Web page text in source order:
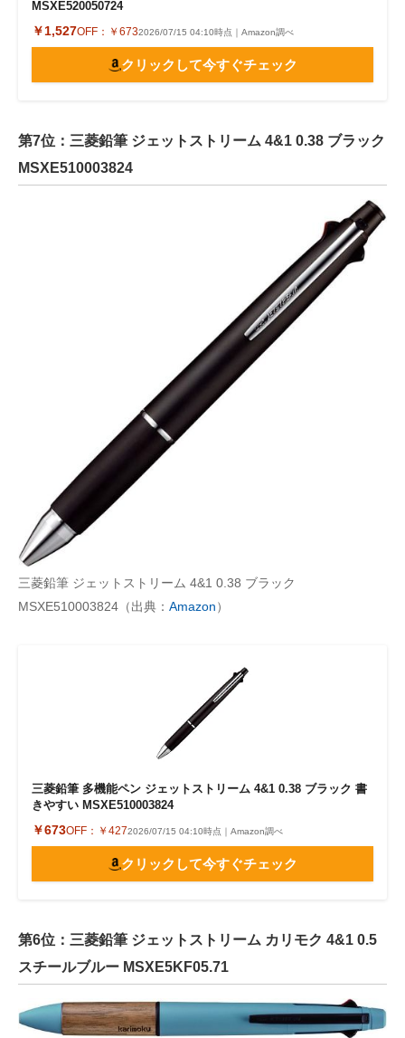
MSXE520050724
￥1,527OFF： ￥6732026/07/15 04:10時点｜Amazon調べ
クリックして今すぐチェック
第7位：三菱鉛筆 ジェットストリーム 4&1 0.38 ブラック
MSXE510003824
三菱鉛筆 ジェットストリーム 4&1 0.38 ブラック
MSXE510003824（出典： Amazon）
三菱鉛筆 多機能ペン ジェットストリーム 4&1 0.38 ブラック 書
きやすい MSXE510003824
￥673OFF： ￥4272026/07/15 04:10時点｜Amazon調べ
クリックして今すぐチェック
第6位：三菱鉛筆 ジェットストリーム カリモク 4&1 0.5
スチールブルー MSXE5KF05.71